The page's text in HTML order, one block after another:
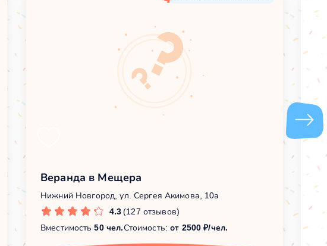
Веранда в Мещера
Нижний Новгород, ул. Сергея Акимова, 10а
4.3 (127 отзывов)
Вместимость50 чел.Стоимость:от 2500 ₽/чел.